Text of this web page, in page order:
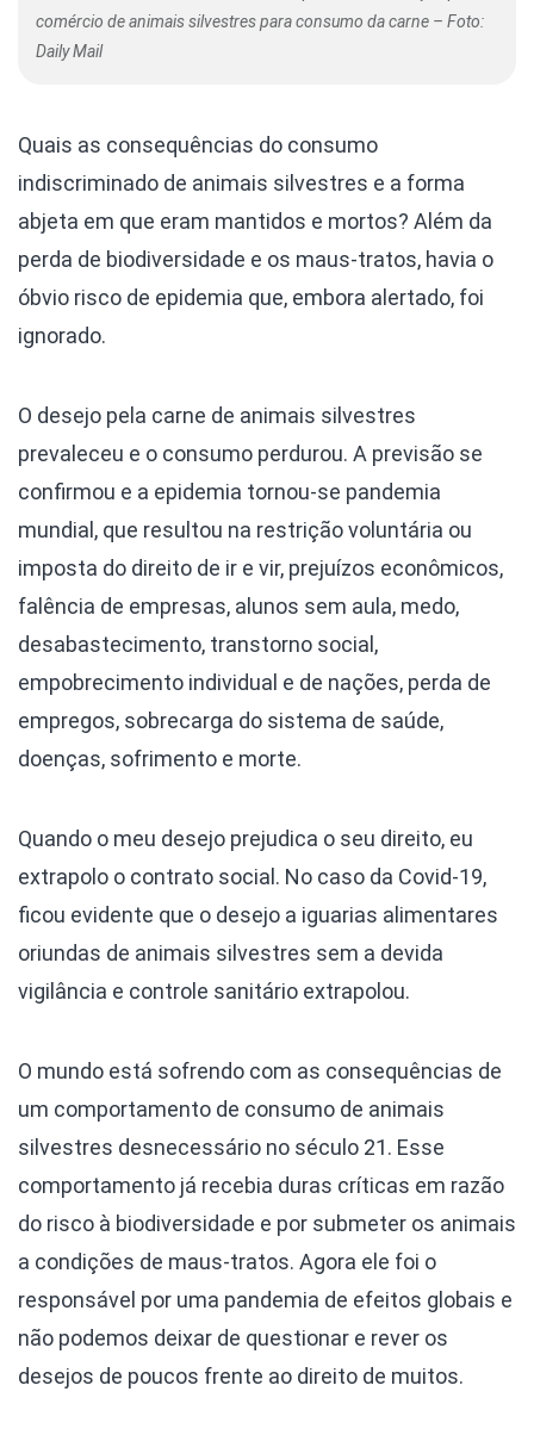
comércio de animais silvestres para consumo da carne – Foto:
Daily Mail
Quais as consequências do consumo
indiscriminado de animais silvestres e a forma
abjeta em que eram mantidos e mortos? Além da
perda de biodiversidade e os maus-tratos, havia o
óbvio risco de epidemia que, embora alertado, foi
ignorado.
O desejo pela carne de animais silvestres
prevaleceu e o consumo perdurou. A previsão se
confirmou e a epidemia tornou-se pandemia
mundial, que resultou na restrição voluntária ou
imposta do direito de ir e vir, prejuízos econômicos,
falência de empresas, alunos sem aula, medo,
desabastecimento, transtorno social,
empobrecimento individual e de nações, perda de
empregos, sobrecarga do sistema de saúde,
doenças, sofrimento e morte.
Quando o meu desejo prejudica o seu direito, eu
extrapolo o contrato social. No caso da Covid-19,
ficou evidente que o desejo a iguarias alimentares
oriundas de animais silvestres sem a devida
vigilância e controle sanitário extrapolou.
O mundo está sofrendo com as consequências de
um comportamento de consumo de animais
silvestres desnecessário no século 21. Esse
comportamento já recebia duras críticas em razão
do risco à biodiversidade e por submeter os animais
a condições de maus-tratos. Agora ele foi o
responsável por uma pandemia de efeitos globais e
não podemos deixar de questionar e rever os
desejos de poucos frente ao direito de muitos.